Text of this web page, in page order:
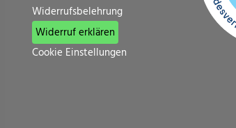
Widerrufsbelehrung
Widerruf erklären
Cookie Einstellungen